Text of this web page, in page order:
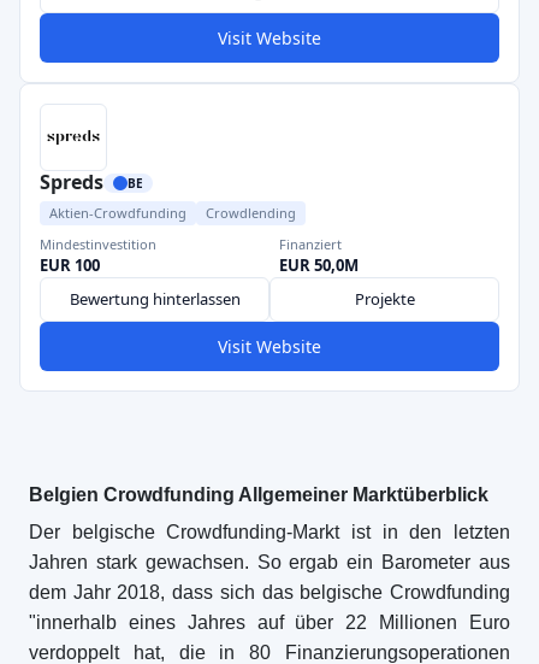
Visit Website
Spreds BE
Aktien-Crowdfunding
Crowdlending
Mindestinvestition
EUR 100
Finanziert
EUR 50,0M
Bewertung hinterlassen
Projekte
Visit Website
Belgien Crowdfunding Allgemeiner Marktüberblick
Der belgische Crowdfunding-Markt ist in den letzten
Jahren stark gewachsen. So ergab ein Barometer aus
dem Jahr 2018, dass sich das belgische Crowdfunding
"innerhalb eines Jahres auf über 22 Millionen Euro
verdoppelt hat, die in 80 Finanzierungsoperationen